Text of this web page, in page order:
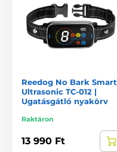
Reedog No Bark Smart
Ultrasonic TC-012 |
Ugatásgátló nyakörv
Raktáron
13 990 Ft